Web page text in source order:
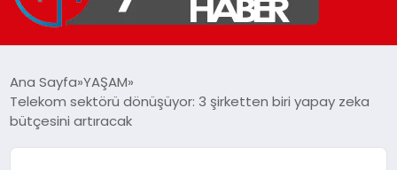
SPOR
Ana Sayfa YAŞAM
Telekom sektörü dönüşüyor: 3 şirketten biri yapay zeka
bütçesini artıracak